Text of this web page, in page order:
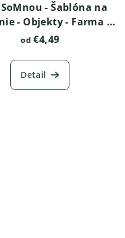
- Šablóna na
- Objekty - Farma s
veterným mlynom
od€4,49
Detail